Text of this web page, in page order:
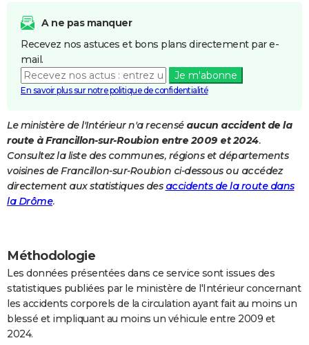
Destinations
City break
Voyage nature
Voyage de noces
Forum
Climat
PHOTO
GUIDES D'ACHAT
BONS PLANS
Carte de Noël
Carte Bonne année
Carte Saint-Valentin
Carte Pâques
Carte d'anniversaire
DICTIONNAIRE
Dictionnaire
Biographies
Citations
Expressions
Proverbes
PROGRAMME TV
COPAINS D'AVANT
S'inscrire
Se connecter
Lycées
Collèges
Primaires
Universités
Entreprises
Service militaire
Avis de recherche
A ne pas manquer
Recevez nos astuces et bons plans directement par e-
mail.
Je m'abonne
En savoir plus sur notre politique de confidentialité
Le ministère de l'Intérieur n'a recensé aucun accident de la
route à Francillon-sur-Roubion entre 2009 et 2024.
Consultez la liste des communes, régions et départements
voisines de Francillon-sur-Roubion ci-dessous ou accédez
directement aux statistiques des accidents de la route dans
la Drôme.
Méthodologie
Les données présentées dans ce service sont issues des
statistiques publiées par le ministère de l'Intérieur concernant
les accidents corporels de la circulation ayant fait au moins un
blessé et impliquant au moins un véhicule entre 2009 et
2024.